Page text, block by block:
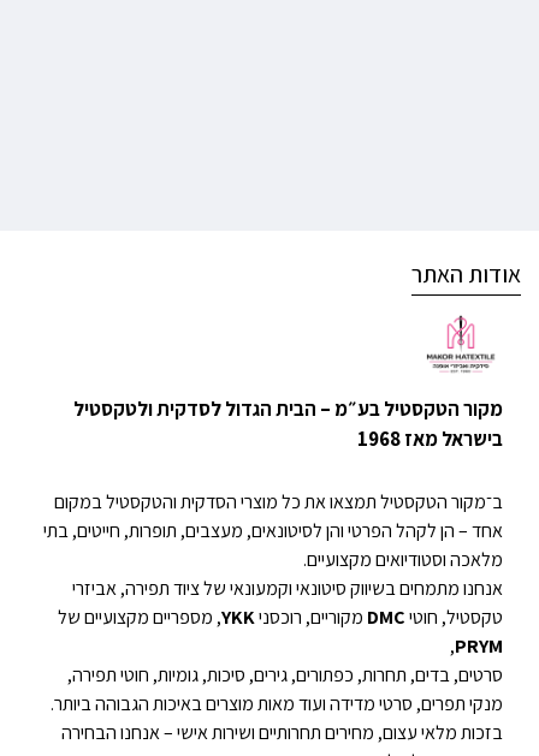
אודות האתר
מקור הטקסטיל בע״מ – הבית הגדול לסדקית ולטקסטיל
בישראל מאז 1968
ב־מקור הטקסטיל תמצאו את כל מוצרי הסדקית והטקסטיל במקום
אחד – הן לקהל הפרטי והן לסיטונאים, מעצבים, תופרות, חייטים, בתי
מלאכה וסטודיואים מקצועיים.
אנחנו מתמחים בשיווק סיטונאי וקמעונאי של ציוד תפירה, אביזרי
טקסטיל, חוטיDMC מקוריים, רוכסניYKK, מספריים מקצועיים של
PRYM
,
סרטים, בדים, תחרות, כפתורים, גירים, סיכות, גומיות, חוטי תפירה,
מנקי תפרים, סרטי מדידה ועוד מאות מוצרים באיכות הגבוהה ביותר.
בזכות מלאי עצום, מחירים תחרותיים ושירות אישי – אנחנו הבחירה